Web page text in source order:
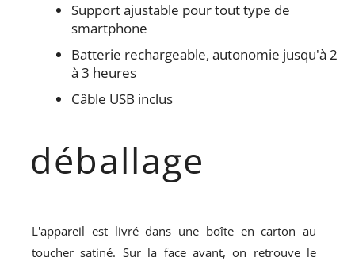
Support ajustable pour tout type de
smartphone
Batterie rechargeable, autonomie jusqu'à 2
à 3 heures
Câble USB inclus
déballage
L'appareil est livré dans une boîte en carton au
toucher satiné. Sur la face avant, on retrouve le